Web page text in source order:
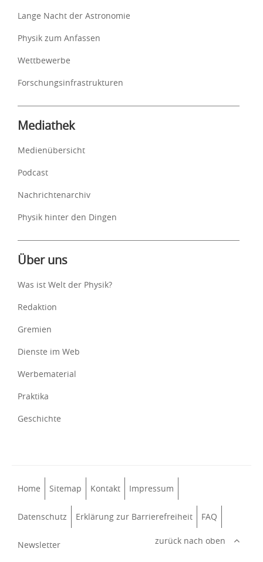
Lange Nacht der Astronomie
Physik zum Anfassen
Wettbewerbe
Forschungsinfrastrukturen
Mediathek
Medienübersicht
Podcast
Nachrichtenarchiv
Physik hinter den Dingen
Über uns
Was ist Welt der Physik?
Redaktion
Gremien
Dienste im Web
Werbematerial
Praktika
Geschichte
Home Sitemap Kontakt Impressum
Datenschutz Erklärung zur Barrierefreiheit FAQ
Newsletter zurück nach oben